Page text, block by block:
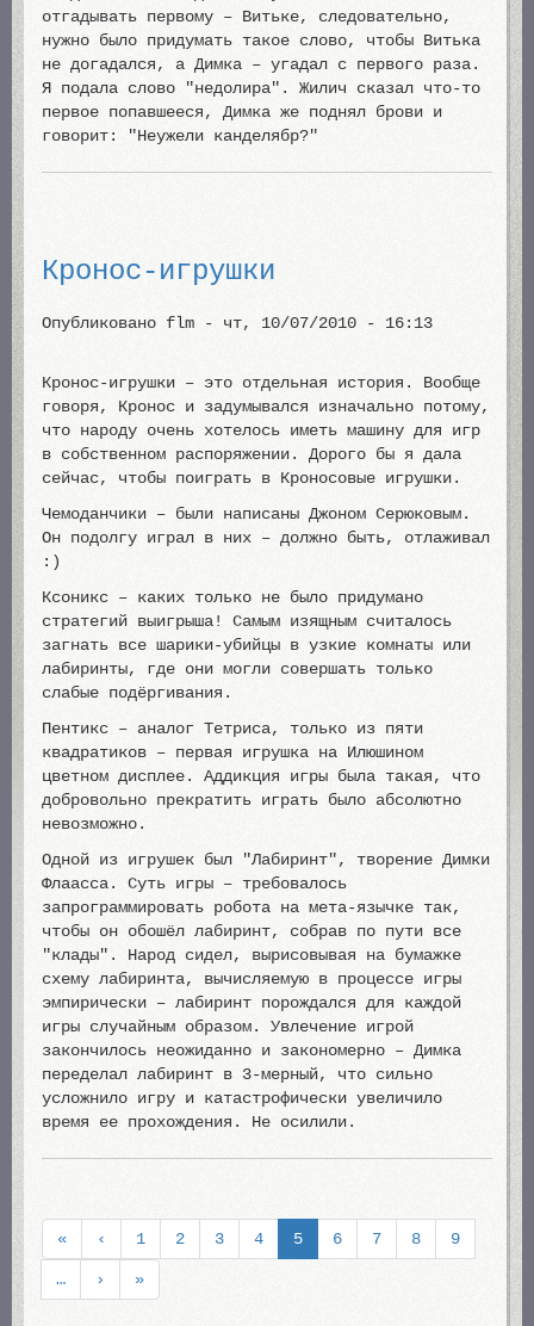
отгадывать первому – Витьке, следовательно,
нужно было придумать такое слово, чтобы Витька
не догадался, а Димка – угадал с первого раза.
Я подала слово "недолира". Жилич сказал что-то
первое попавшееся, Димка же поднял брови и
говорит: "Неужели канделябр?"
Кронос-игрушки
Опубликовано flm - чт, 10/07/2010 - 16:13
Кронос-игрушки – это отдельная история. Вообще
говоря, Кронос и задумывался изначально потому,
что народу очень хотелось иметь машину для игр
в собственном распоряжении. Дорого бы я дала
сейчас, чтобы поиграть в Кроносовые игрушки.
Чемоданчики – были написаны Джоном Серюковым.
Он подолгу играл в них – должно быть, отлаживал
:)
Ксоникс – каких только не было придумано
стратегий выигрыша! Самым изящным считалось
загнать все шарики-убийцы в узкие комнаты или
лабиринты, где они могли совершать только
слабые подёргивания.
Пентикс – аналог Тетриса, только из пяти
квадратиков – первая игрушка на Илюшином
цветном дисплее. Аддикция игры была такая, что
добровольно прекратить играть было абсолютно
невозможно.
Одной из игрушек был "Лабиринт", творение Димки
Флаасса. Суть игры – требовалось
запрограммировать робота на мета-язычке так,
чтобы он обошёл лабиринт, собрав по пути все
"клады". Народ сидел, вырисовывая на бумажке
схему лабиринта, вычисляемую в процессе игры
эмпирически – лабиринт порождался для каждой
игры случайным образом. Увлечение игрой
закончилось неожиданно и закономерно – Димка
переделал лабиринт в 3-мерный, что сильно
усложнило игру и катастрофически увеличило
время ее прохождения. Не осилили.
Нумерация
страниц
Первая
страница
«
Предыдущая
страница
‹ Page
1 Page
2 Page
3 Page
4
Текущая
страница
5 Page
6 Page
7 Page
8 Page
9
…
Следующая
страница
›
Последняя
страница
»